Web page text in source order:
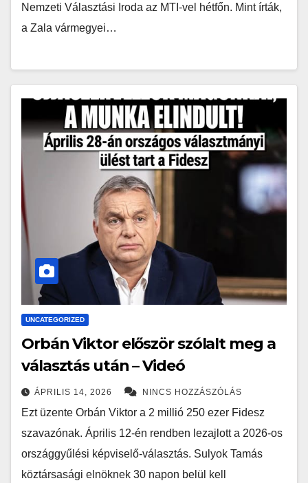
Nemzeti Választási Iroda az MTI-vel hétfőn. Mint írták,
a Zala vármegyei…
UNCATEGORIZED
Orbán Viktor először szólalt meg a
választás után – Videó
ÁPRILIS 14, 2026 NINCS HOZZÁSZÓLÁS
Ezt üzente Orbán Viktor a 2 millió 250 ezer Fidesz
szavazónak. Április 12-én rendben lezajlott a 2026-os
országgyűlési képviselő-választás. Sulyok Tamás
köztársasági elnöknek 30 napon belül kell